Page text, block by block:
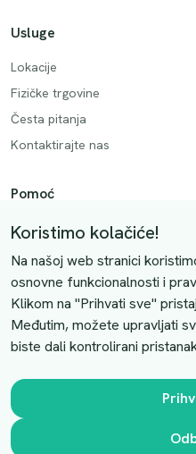
Usluge
Lokacije
Fizičke trgovine
Česta pitanja
Kontaktirajte nas
Pomoć
Način plaćanja
Dostava
Povrati i otkazivanje
Uslovi kupovine
Kontaktirajte nas
Slobodno nas kontaktirajte
luprivpharm@luprivpharm.com
Koristimo kolačiće!
Na našoj web stranici
osnovne funkcionalnosti i
Klikom na "Prihvati sve"
Međutim, možete upravljati
biste dali kontrolirani